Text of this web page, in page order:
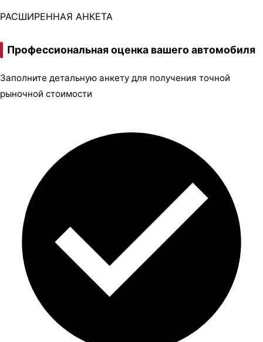
РАСШИРЕННАЯ АНКЕТА
Профессиональная оценка вашего автомобиля
Заполните детальную анкету для получения точной
рыночной стоимости